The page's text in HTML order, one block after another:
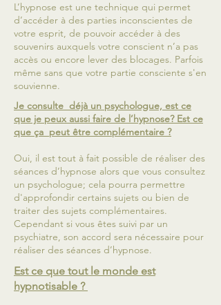
L’hypnose est une technique qui permet
d’accéder à des parties inconscientes de
votre esprit, de pouvoir accéder à des
souvenirs auxquels votre conscient n’a pas
accès ou encore lever des blocages. Parfois
même sans que votre partie consciente s'en
souvienne.
Je consulte déjà un psychologue, est ce
que je peux aussi faire de l’hypnose? Est ce
que ça peut être complémentaire ?
Oui, il est tout à fait possible de réaliser des
séances d’hypnose alors que vous consultez
un psychologue; cela pourra permettre
d'approfondir certains sujets ou bien de
traiter des sujets complémentaires.
Cependant si vous êtes suivi par un
psychiatre, son accord sera nécessaire pour
réaliser des séances d’hypnose.
Est ce que tout le monde est
hypnotisable ?